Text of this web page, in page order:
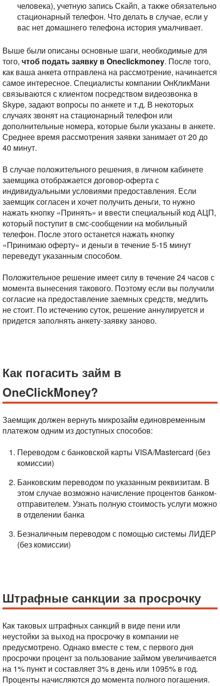
человека), учетную запись Скайп, а также обязательно
стационарный телефон. Что делать в случае, если у
вас нет домашнего телефона история умалчивает.
Выше были описаны основные шаги, необходимые для
того, чтоб подать заявку в Oneclickmoney. После того,
как ваша анкета отправлена на рассмотрение, начинается
самое интересное. Специалисты компании ОнКликМани
связываются с клиентом посредством видеозвонка в
Skype, задают вопросы по анкете и т.д. В некоторых
случаях звонят на стационарный телефон или
дополнительные номера, которые были указаны в анкете.
Среднее время рассмотрения заявки занимает от 20 до
40 минут.
В случае положительного решения, в личном кабинете
заемщика отображается договор-оферта с
индивидуальными условиями предоставления. Если
заемщик согласен и хочет получить деньги, то нужно
нажать кнопку «Принять» и ввести специальный код АЦП,
который поступит в смс-сообщении на мобильный
телефон. После этого останется нажать кнопку
«Принимаю оферту» и деньги в течение 5-15 минут
переведут указанным способом.
Положительное решение имеет силу в течение 24 часов с
момента вынесения такового. Поэтому если вы получили
согласие на предоставление заемных средств, медлить
не стоит. По истечению суток, решение аннулируется и
придется заполнять анкету-заявку заново.
Как погасить займ в
OneClickMoney?
Заемщик должен вернуть микрозайм единовременным
платежом одним из доступных способов:
Переводом с банковской карты VISA/Mastercard (без
комиссии)
Банковским переводом по указанным реквизитам. В
этом случае возможно начисление процентов банком-
отправителем. Узнать полную стоимость услуги можно
в отделении банка
Безналичным переводом с помощью системы ЛИДЕР
(без комиссии)
Штрафные санкции за просрочку
Как таковых штрафных санкций в виде пени или
неустойки за выход на просрочку в компании не
предусмотрено. Однако вместе с тем, с первого дня
просрочки процент за пользование займом увеличивается
на 1% пункт и составляет 3% в день или 1095% в год.
Проценты начисляются до момента полного погашения.